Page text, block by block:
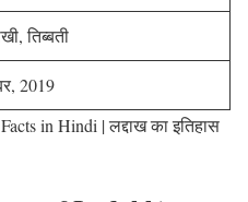
तिब्बती
2019
in Hindi | लद्दाख का इतिहास